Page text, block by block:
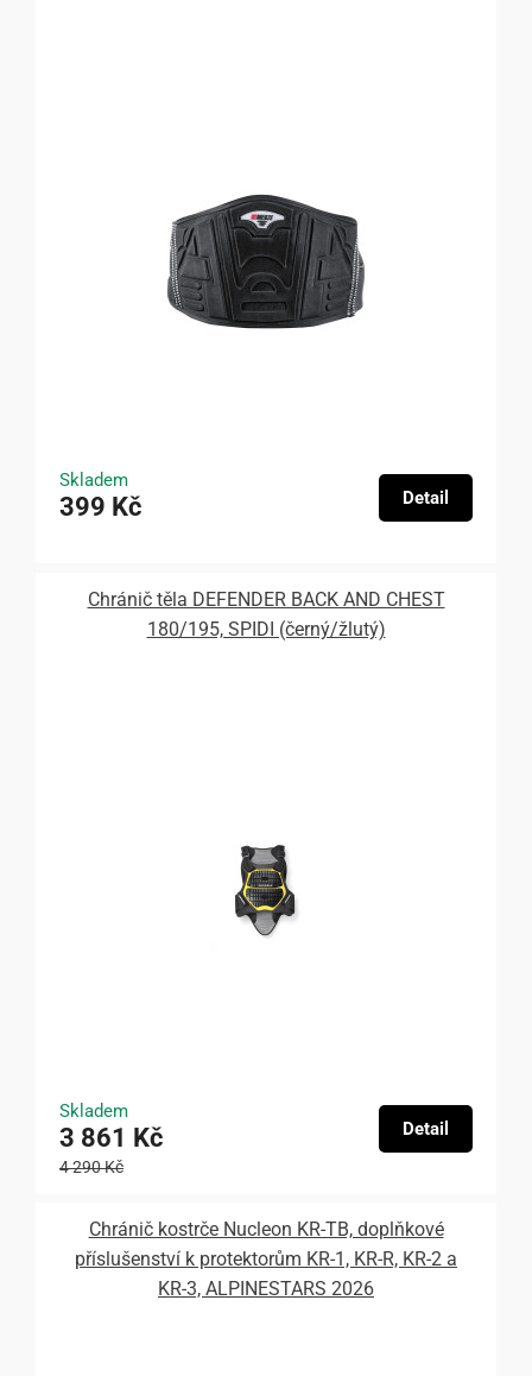
Skladem
399 Kč Detail
Chránič těla DEFENDER BACK AND CHEST
180/195, SPIDI (černý/žlutý)
Skladem
3 861 Kč
4 290 Kč
Detail
Chránič kostrče Nucleon KR-TB, doplňkové
příslušenství k protektorům KR-1, KR-R, KR-2 a
KR-3, ALPINESTARS 2026